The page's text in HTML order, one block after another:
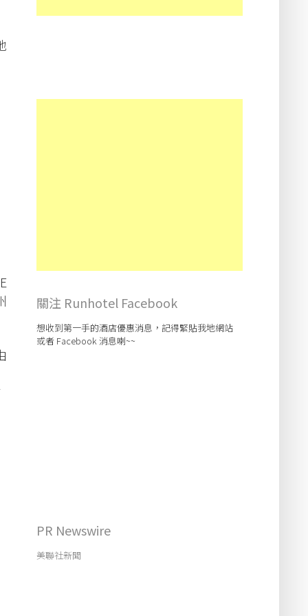
關注 Runhotel Facebook
想收到第一手的酒店優惠消息，記得緊貼我地網站
或者 Facebook 消息喇~~
PR Newswire
美聯社新聞